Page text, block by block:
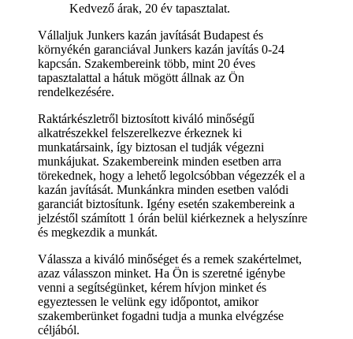
Kedvező árak, 20 év tapasztalat.
Vállaljuk Junkers kazán javítását Budapest és
környékén garanciával Junkers kazán javítás 0-24
kapcsán. Szakembereink több, mint 20 éves
tapasztalattal a hátuk mögött állnak az Ön
rendelkezésére.
Raktárkészletről biztosított kiváló minőségű
alkatrészekkel felszerelkezve érkeznek ki
munkatársaink, így biztosan el tudják végezni
munkájukat. Szakembereink minden esetben arra
törekednek, hogy a lehető legolcsóbban végezzék el a
kazán javítását. Munkánkra minden esetben valódi
garanciát biztosítunk. Igény esetén szakembereink a
jelzéstől számított 1 órán belül kiérkeznek a helyszínre
és megkezdik a munkát.
Válassza a kiváló minőséget és a remek szakértelmet,
azaz válasszon minket. Ha Ön is szeretné igénybe
venni a segítségünket, kérem hívjon minket és
egyeztessen le velünk egy időpontot, amikor
szakemberünket fogadni tudja a munka elvégzése
céljából.